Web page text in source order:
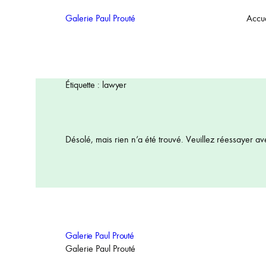
Galerie Paul Prouté
Étiquette : lawyer
Désolé, mais rien n’a été trouvé. Veuillez réessayer
Galerie Paul Prouté
Galerie Paul Prouté